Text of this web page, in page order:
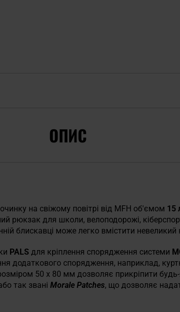
ОПИС
на свіжому повітрі від MFH об'ємом 15
рюкзак для школи, велоподорожі,
блискавці може легко вмістити
PALS для кріплення спорядження системи
додаткового спорядження, наприклад,
50 x 80 мм дозволяє прикріпити
так звані Morale Patches, що дозволяє